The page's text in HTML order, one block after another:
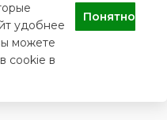
удобнее
можете
cookie в
Понятно